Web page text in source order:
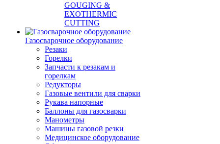
GOUGING &
EXOTHERMIC
CUTTING
Газосварочное оборудование
Резаки
Горелки
Запчасти к резакам и
горелкам
Редукторы
Газовые вентили для сварки
Рукава напорные
Баллоны для газосварки
Манометры
Машины газовой резки
Медицинское оборудование